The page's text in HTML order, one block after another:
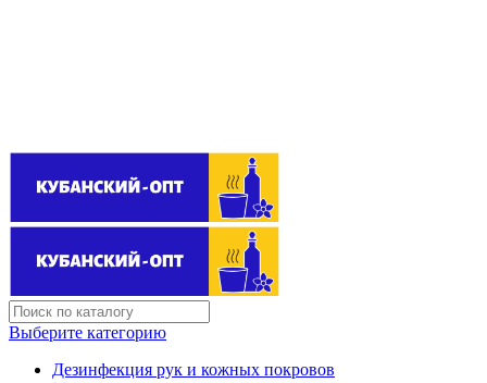
Выберите категорию
Дезинфекция рук и кожных покровов